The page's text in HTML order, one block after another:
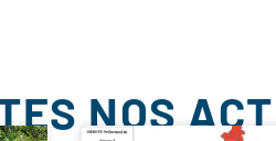
NOS